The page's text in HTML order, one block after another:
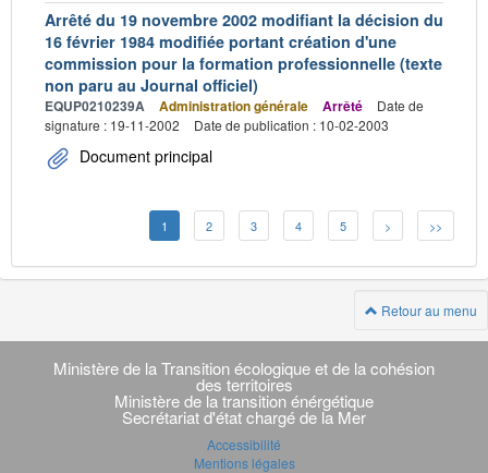
Arrêté du 19 novembre 2002 modifiant la décision du
16 février 1984 modifiée portant création d'une
commission pour la formation professionnelle (texte
non paru au Journal officiel)
EQUP0210239A Administration générale Arrêté
Date de
signature : 19-11-2002
Date de publication : 10-02-2003
Document principal
1 2 3 4 5 > >>
Retour au menu
Navigation
transverse
Ministère de la Transition écologique et de la cohésion
des territoires
Ministère de la transition énérgétique
Secrétariat d'état chargé de la Mer
Accessibilité
Mentions légales